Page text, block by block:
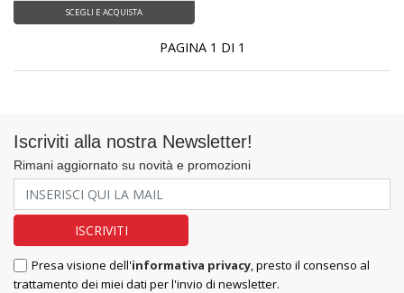
SCEGLI E ACQUISTA
PAGINA 1 DI 1
Iscriviti alla nostra Newsletter!
Rimani aggiornato su novità e promozioni
Presa visione dell'informativa privacy , presto il consenso al
trattamento dei miei dati per l'invio di newsletter.